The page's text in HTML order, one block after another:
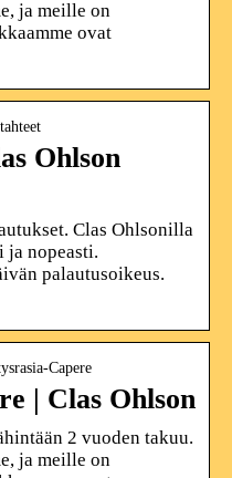
ja meille on
ovat
Ohlson
Clas Ohlsonilla
ja nopeasti.
palautusoikeus.
Capere
| Clas Ohlson
2 vuoden takuu.
ja meille on